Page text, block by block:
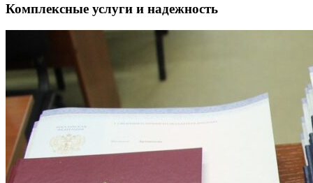
Комплексные услуги и надежность